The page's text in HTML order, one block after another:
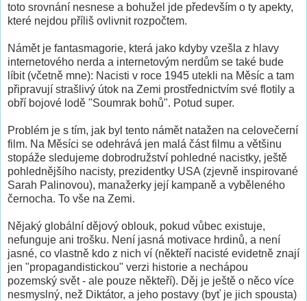
toto srovnání nesnese a bohužel jde především o ty apekty,
které nejdou příliš ovlivnit rozpočtem.
Námět je fantasmagorie, která jako kdyby vzešla z hlavy
internetového nerda a internetovým nerdům se také bude
líbit (včetně mne): Nacisti v roce 1945 utekli na Měsíc a tam
připravují strašlivý útok na Zemi prostřednictvím své flotily a
obří bojové lodě "Soumrak bohů". Potud super.
Problém je s tím, jak byl tento námět natažen na celovečerní
film. Na Měsíci se odehrává jen malá část filmu a většinu
stopáže sledujeme dobrodružství pohledné nacistky, ještě
pohlednějšího nacisty, prezidentky USA (zjevně inspirované
Sarah Palinovou), manažerky její kampaně a vyběleného
černocha. To vše na Zemi.
Nějaký globální dějový oblouk, pokud vůbec existuje,
nefunguje ani trošku. Není jasná motivace hrdinů, a není
jasné, co vlastně kdo z nich ví (někteří nacisté evidetně znají
jen "propagandistickou" verzi historie a nechápou
pozemský svět - ale pouze někteří). Děj je ještě o něco více
nesmyslný, než Diktátor, a jeho postavy (byť je jich spousta)